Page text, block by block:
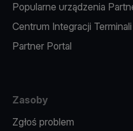
Popularne urządzenia
Centrum Integracji Terminali
Partner Portal
Zasoby
Zgłoś problem